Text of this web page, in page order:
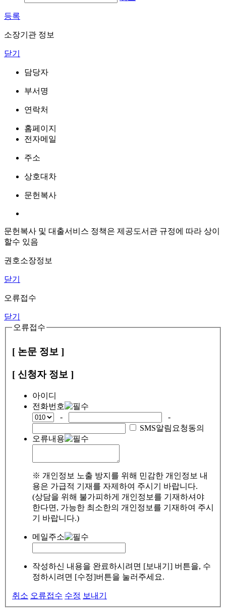
등록
소장기관 정보
닫기
담당자
부서명
연락처
홈페이지
전자메일
주소
상호대차
문헌복사
문헌복사 및 대출서비스 정책은 제공도서관 규정에 따라 상이
할수 있음
권호소장정보
닫기
오류접수
닫기
오류접수
[ 논문 정보 ]
[ 신청자 정보 ]
아이디
전화번호
-
-
SMS알림요청동의
오류내용
※ 개인정보 노출 방지를 위해 민감한 개인정보 내
용은 가급적 기재를 자제하여 주시기 바랍니다.
(상담을 위해 불가피하게 개인정보를 기재하셔야
한다면, 가능한 최소한의 개인정보를 기재하여 주시
기 바랍니다.)
메일주소
작성하신 내용을 완료하시려면 [보내기] 버튼을, 수
정하시려면 [수정]버튼을 눌러주세요.
취소 오류접수 수정 보내기